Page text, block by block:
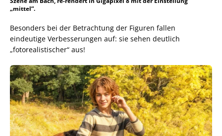
„mittel“.
Besonders bei der Betrachtung der Figuren fallen
eindeutige Verbesserungen auf: sie sehen deutlich
„fotorealistischer“ aus!